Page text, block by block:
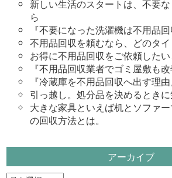
新しい生活のスタートは、不要
ら
『不要になった洗濯機は不用品
不用品回収を頼むなら、どのタ
お得に不用品回収をご依頼した
『不用品回収業者でゴミ屋敷も改
『冷蔵庫を不用品回収へ出す理由
引っ越し。処分品を決めるとき
大きな家具といえば机とソファ
の回収方法とは。
アーカイブ